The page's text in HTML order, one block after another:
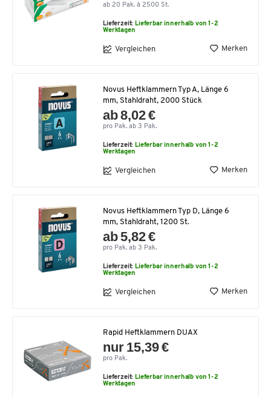
ab 20 Pak. à 2500 St.
Lieferzeit:Lieferbar innerhalb von 1-2
Werktagen
Vergleichen Merken
Novus Heftklammern Typ A, Länge 6
mm, Stahldraht, 2000 Stück
ab 8,02 €
pro Pak. ab 3 Pak.
Lieferzeit:Lieferbar innerhalb von 1-2
Werktagen
Vergleichen Merken
Novus Heftklammern Typ D, Länge 6
mm, Stahldraht, 1200 St.
ab 5,82 €
pro Pak. ab 3 Pak.
Lieferzeit:Lieferbar innerhalb von 1-2
Werktagen
Vergleichen Merken
Rapid Heftklammern DUAX
nur 15,39 €
pro Pak.
Lieferzeit:Lieferbar innerhalb von 1-2
Werktagen